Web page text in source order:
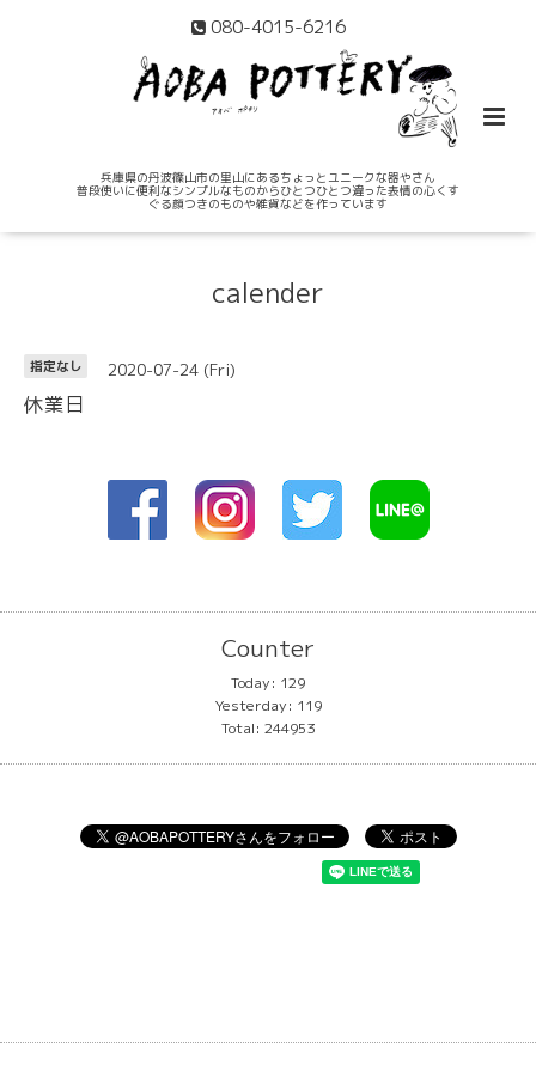
080-4015-6216
兵庫県の丹波篠山市の里山にあるちょっとユニークな器やさん
普段使いに便利なシンプルなものからひとつひとつ違った表情の心くす
ぐる顔つきのものや雑貨などを作っています
calender
指定なし 2020-07-24 (Fri)
休業日
Counter
Today: 129
Yesterday: 119
Total: 244953